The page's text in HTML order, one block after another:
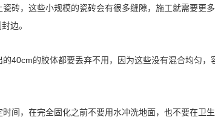
砖，这些小规模的瓷砖会有很多缝隙，施工就需要更
边。
40cm的胶体都要丢弃不用，因为这些没有混合均匀
间，在完全固化之前不要用水冲洗地面，也不要在卫